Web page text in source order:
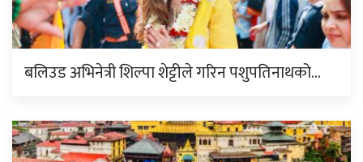
बलिउड अभिनेत्री शिल्पा शेट्टीले गरिन पशुपतिनाथको…